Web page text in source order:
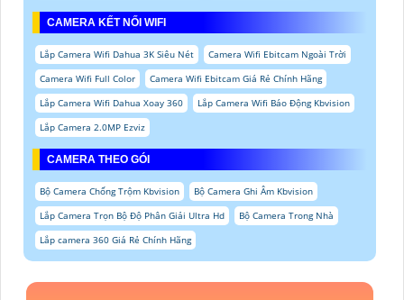
CAMERA KẾT NỐI WIFI
Lắp Camera Wifi Dahua 3K Siêu Nét
Camera Wifi Ebitcam Ngoài Trời
Camera Wifi Full Color
Camera Wifi Ebitcam Giá Rẻ Chính Hãng
Lắp Camera Wifi Dahua Xoay 360
Lắp Camera Wifi Báo Động Kbvision
Lắp Camera 2.0MP Ezviz
CAMERA THEO GÓI
Bộ Camera Chống Trộm Kbvision
Bộ Camera Ghi Âm Kbvision
Lắp Camera Trọn Bộ Độ Phân Giải Ultra Hd
Bộ Camera Trong Nhà
Lắp camera 360 Giá Rẻ Chính Hãng